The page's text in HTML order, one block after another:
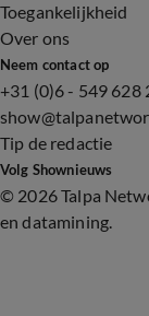
Toegankelijkheid
Over ons
Neem contact op
+31 (0)6 - 549 628
Tip de redactie
Volg Shownieuws
© 2026 Talpa
en datamining.